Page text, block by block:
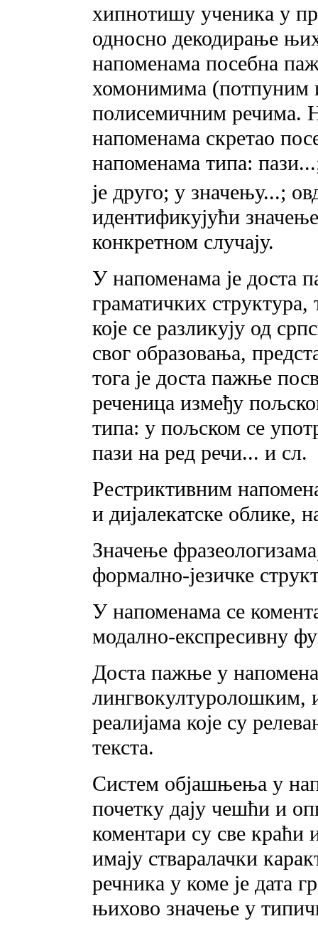
хипнотишу ученика у
односно декодирање
напоменама посебна
хомонимима
полисемичним речима.
напоменама скретао
напоменама типа:
је друго; у значењу...;
идентификујући
конкретном случају.
У напоменама је доста
граматичких
које се разликују од
свог образовања,
тога је доста пажње
реченица између
типа: у пољском се
пази на ред речи... и сл.
Рестриктивним
и дијалекатске облике,
Значење
формално-језичке
У напоменама се
модално-експресивну
Доста пажње у
лингвокултуролошким,
реалијама које су
текста.
Систем објашњења у
почетку дају чешћи и
коментари су све
имају стваралачки
речника у коме је дата
њихово значење у